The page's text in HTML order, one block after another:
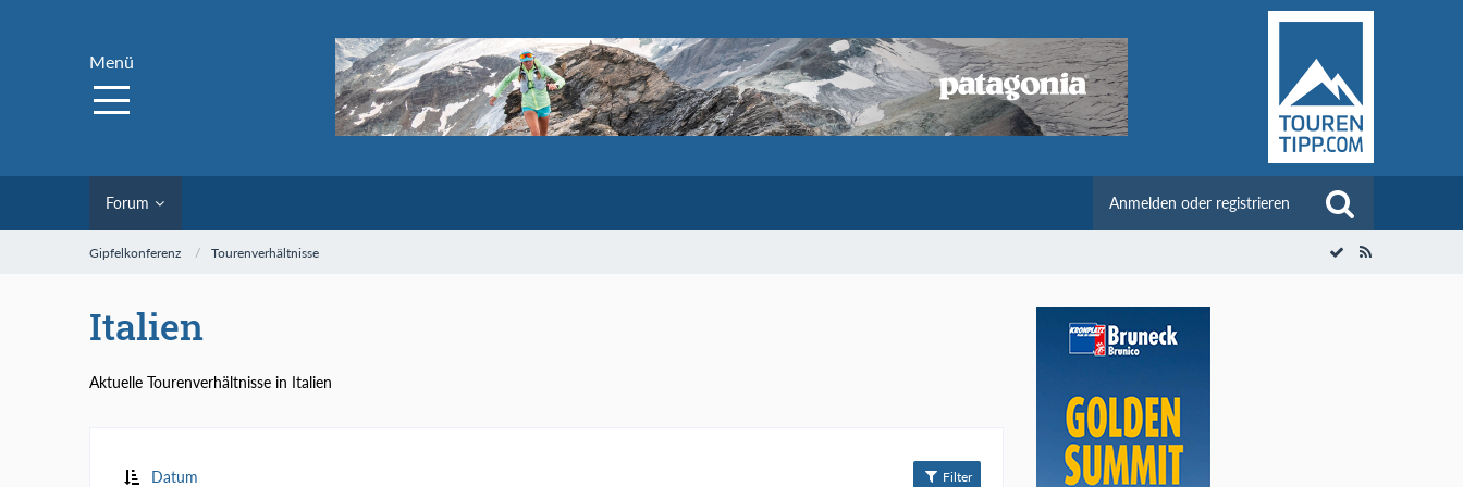
Menü
Forum Anmelden oder registrieren
Gipfelkonferenz Tourenverhältnisse
Italien
Aktuelle Tourenverhältnisse in Italien
Datum Filter